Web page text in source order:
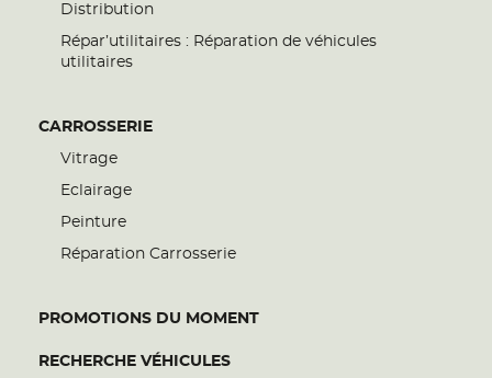
Distribution
Répar’utilitaires : Réparation de véhicules
utilitaires
CARROSSERIE
Vitrage
Eclairage
Peinture
Réparation Carrosserie
PROMOTIONS DU MOMENT
RECHERCHE VÉHICULES